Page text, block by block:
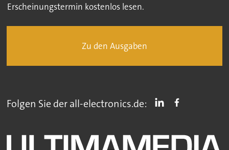
Erscheinungstermin kostenlos lesen.
Zu den Ausgaben
Folgen Sie der all-electronics.de: